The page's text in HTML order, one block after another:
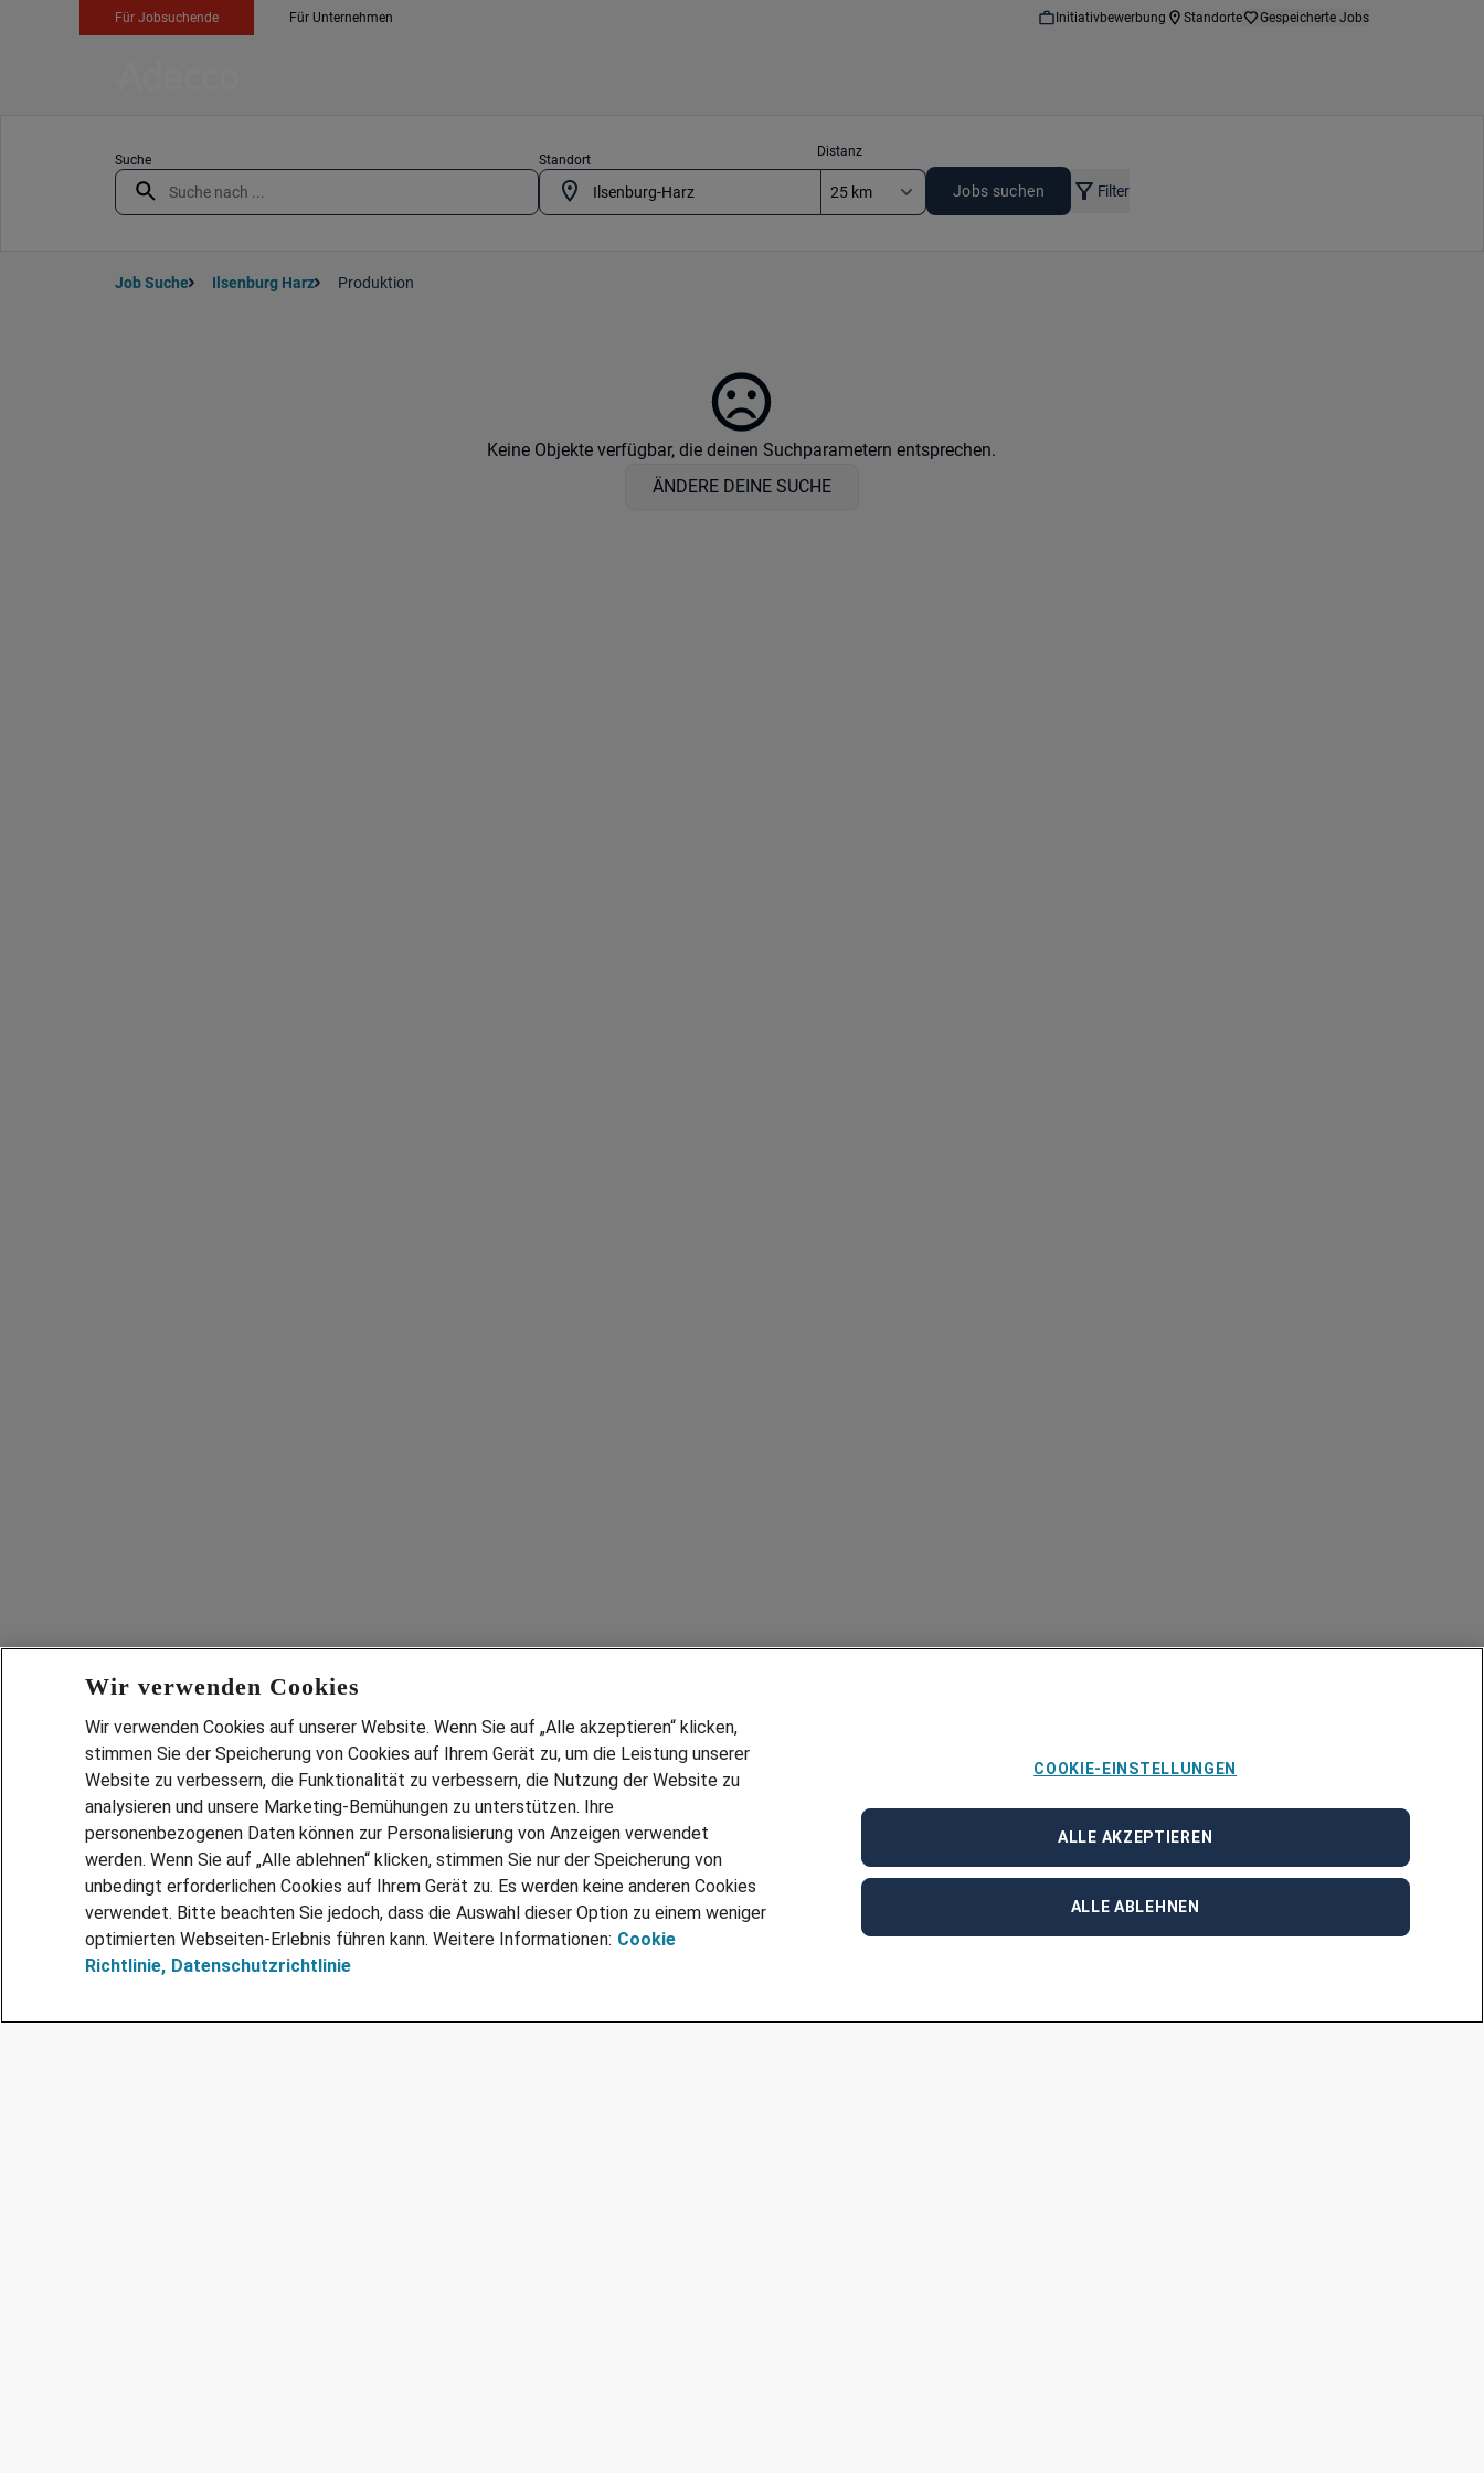
Für Jobsuchende Für Unternehmen Initiativbewerbung Standorte Gespeicherte Jobs
Suche Standort
Distanz
Jobs suchen Filter
Job Suche Ilsenburg Harz Produktion
Keine Objekte verfügbar, die deinen Suchparametern entsprechen.
ÄNDERE DEINE SUCHE
Wir verwenden Cookies
Wir verwenden Cookies auf unserer Website. Wenn Sie auf „Alle akzeptieren“ klicken,
stimmen Sie der Speicherung von Cookies auf Ihrem Gerät zu, um die Leistung unserer
Website zu verbessern, die Funktionalität zu verbessern, die Nutzung der Website zu
analysieren und unsere Marketing-Bemühungen zu unterstützen. Ihre
personenbezogenen Daten können zur Personalisierung von Anzeigen verwendet
werden. Wenn Sie auf „Alle ablehnen“ klicken, stimmen Sie nur der Speicherung von
unbedingt erforderlichen Cookies auf Ihrem Gerät zu. Es werden keine anderen Cookies
verwendet. Bitte beachten Sie jedoch, dass die Auswahl dieser Option zu einem weniger
optimierten Webseiten-Erlebnis führen kann. Weitere Informationen: Cookie
Richtlinie, Datenschutzrichtlinie
COOKIE-EINSTELLUNGEN
ALLE ABLEHNEN
ALLE AKZEPTIEREN